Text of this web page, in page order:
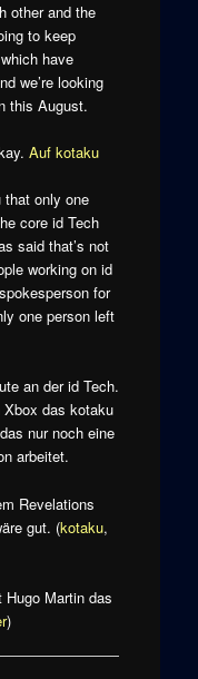
other and the
to keep
have
we’re looking
this August.
Auf kotaku
that only one
core id Tech
said that’s not
working on id
for
one person left
an der id Tech.
das kotaku
nur noch eine
arbeitet.
Revelations
gut. (kotaku,
Hugo Martin das
)